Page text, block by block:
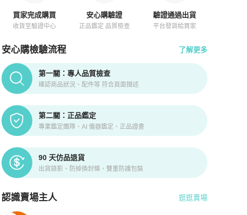
買家完成購買
收貨至驗證中心
安心購驗證
正品鑑定 品質檢查
驗證通過出貨
平台發貨給買家
安心購檢驗流程 了解更多
PopChill拍拍圈正品驗證、安心購檢驗流程介紹
第一關：專人品質檢查
確認商品狀況、配件等 符合頁面描述
第二關：正品鑑定
專業鑑定團隊、AI 儀器鑑定、正品證書
90 天仿品退貨
出貨錄影、防掉換封條、雙重防護包裝
認識賣場主人
PopChill 拍拍圈嚴選賣家 介紹
逛逛賣場